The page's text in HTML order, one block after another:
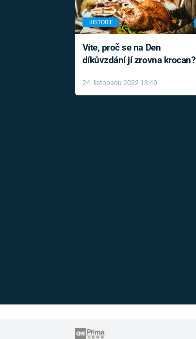
HISTORIE
Víte, proč se na Den
díkůvzdání jí zrovna krocan?
24. listopadu 2022 13:40